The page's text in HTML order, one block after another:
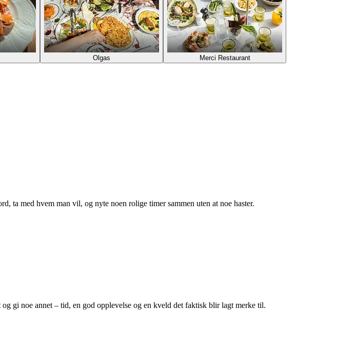
Olgas Merci Restaurant
ta med hvem man vil, og nyte noen rolige timer sammen uten at noe haster.
gi noe annet – tid, en god opplevelse og en kveld det faktisk blir lagt merke til.